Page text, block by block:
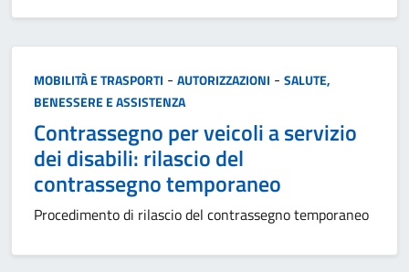
Categoria:
MOBILITÀ E TRASPORTI - AUTORIZZAZIONI - SALUTE,
BENESSERE E ASSISTENZA
Contrassegno per veicoli a servizio
dei disabili: rilascio del
contrassegno temporaneo
Procedimento di rilascio del contrassegno temporaneo